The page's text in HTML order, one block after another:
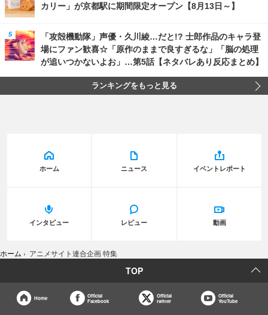
カリー」が京都駅に期間限定オープン【8月13日～】
「攻殻機動隊」声優・久川綾…だと!? 士郎作品のキャラ登
場にファン歓喜☆「原作のままで良すぎるな」「脳の処理
が追いつかないよお」…第5話【ネタバレあり反応まとめ】
ランキングをもっと見る
ホーム ニュース イベントレポート
インタビュー レビュー 動画
ホーム › アニメサイト連合企画 特集
TOP
Home
Official
Facebook
Official
twitter
Official
YouTube